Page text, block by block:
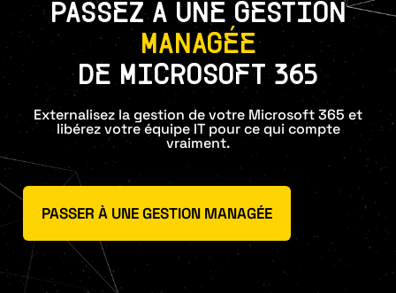
PASSEZ À UNE GESTION
MANAGÉE
DE MICROSOFT 365
Externalisez la gestion de votre Microsoft 365 et
libérez votre équipe IT pour ce qui compte
vraiment.
PASSER À UNE GESTION MANAGÉE